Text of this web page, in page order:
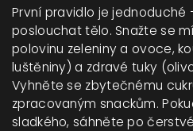
První pravidlo je jednoduché
poslouchat tělo. Snažte se
polovinu zeleniny a ovoce,
luštěniny) a zdravé tuky
Vyhněte se zbytečnému
zpracovaným snackům.
sladkého, sáhněte po